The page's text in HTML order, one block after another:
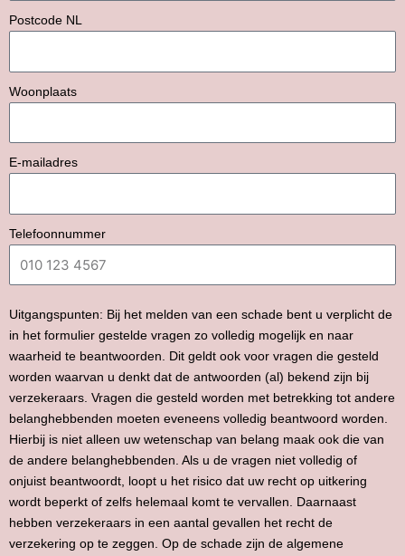
Postcode NL
Woonplaats
E-mailadres
Telefoonnummer
Uitgangspunten: Bij het melden van een schade bent u verplicht de
in het formulier gestelde vragen zo volledig mogelijk en naar
waarheid te beantwoorden. Dit geldt ook voor vragen die gesteld
worden waarvan u denkt dat de antwoorden (al) bekend zijn bij
verzekeraars. Vragen die gesteld worden met betrekking tot andere
belanghebbenden moeten eveneens volledig beantwoord worden.
Hierbij is niet alleen uw wetenschap van belang maak ook die van
de andere belanghebbenden. Als u de vragen niet volledig of
onjuist beantwoordt, loopt u het risico dat uw recht op uitkering
wordt beperkt of zelfs helemaal komt te vervallen. Daarnaast
hebben verzekeraars in een aantal gevallen het recht de
verzekering op te zeggen. Op de schade zijn de algemene